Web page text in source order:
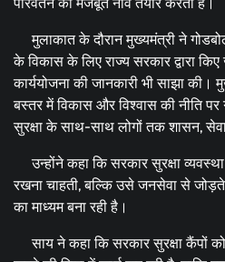
मुलाकात के दौरान मुख्यमंत्री ने
के विकास के लिए राज्य सरकार द्वारा
कार्ययोजना की जानकारी भी साझा की।
बस्तर में विकास और विश्वास की नीति पर
सुरक्षा के साथ-साथ लोगों तक शासन,
उन्होंने कहा कि सरकार सुरक्षा
रखना चाहती, बल्कि उसे जनसेवा से जोड़ते
का माध्यम बना रही है।
साय ने कहा कि सरकार सुरक्षा कैंपों